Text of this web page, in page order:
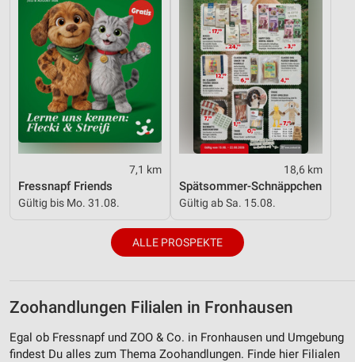
7,1 km
Fressnapf Friends
Gültig bis Mo. 31.08.
18,6 km
Spätsommer-Schnäppchen
Gültig ab Sa. 15.08.
ALLE PROSPEKTE
Zoohandlungen Filialen in Fronhausen
Egal ob Fressnapf und ZOO & Co. in Fronhausen und Umgebung
findest Du alles zum Thema Zoohandlungen. Finde hier Filialen